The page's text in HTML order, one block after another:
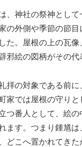
、神社の祭神とし
の外側や季節の節
た。屋根の上の瓦
邪絵の図柄がその代
拝の対象である前
家では屋根の守り
つ番人として、絵の
ます。つまり鍾馗は
どこへ置かれてきた